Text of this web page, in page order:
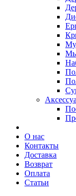
О нас
Контакты
Доставка
Возврат
Оплата
Статьи